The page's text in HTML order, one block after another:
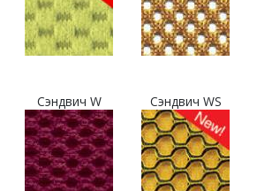
Сэндвич W Сэндвич WS